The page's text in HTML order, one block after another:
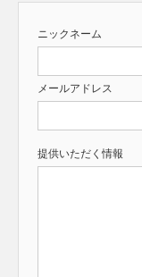
ニックネーム
メールアドレス
提供いただく情報